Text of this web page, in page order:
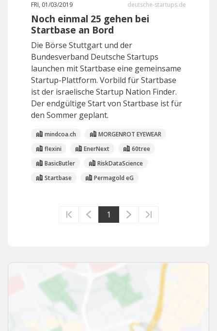
FRI, 01/03/2019 deutsche-startups.de
Noch einmal 25 gehen bei
Startbase an Bord
Die Börse Stuttgart und der
Bundesverband Deutsche Startups
launchen mit Startbase eine gemeinsame
Startup-Plattform. Vorbild für Startbase
ist der israelische Startup Nation Finder.
Der endgültige Start von Startbase ist für
den Sommer geplant.
mindcoa.ch
MORGENROT EYEWEAR
flexini
EnerNext
60tree
BasicButler
RiskDataScience
Startbase
Permagold eG
1